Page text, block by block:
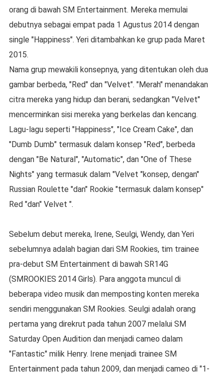
orang di bawah SM Entertainment. Mereka memulai
debutnya sebagai empat pada 1 Agustus 2014 dengan
single "Happiness". Yeri ditambahkan ke grup pada Maret
2015.
Nama grup mewakili konsepnya, yang ditentukan oleh dua
gambar berbeda, "Red" dan "Velvet". "Merah" menandakan
citra mereka yang hidup dan berani, sedangkan "Velvet"
mencerminkan sisi mereka yang berkelas dan kencang.
Lagu-lagu seperti "Happiness", "Ice Cream Cake", dan
"Dumb Dumb" termasuk dalam konsep "Red", berbeda
dengan "Be Natural", "Automatic", dan "One of These
Nights" yang termasuk dalam "Velvet "konsep, dengan"
Russian Roulette "dan" Rookie "termasuk dalam konsep"
Red "dan" Velvet ".
Sebelum debut mereka, Irene, Seulgi, Wendy, dan Yeri
sebelumnya adalah bagian dari SM Rookies, tim trainee
pra-debut SM Entertainment di bawah SR14G
(SMROOKIES 2014 Girls). Para anggota muncul di
beberapa video musik dan memposting konten mereka
sendiri menggunakan SM Rookies. Seulgi adalah orang
pertama yang direkrut pada tahun 2007 melalui SM
Saturday Open Audition dan menjadi cameo dalam
"Fantastic" milik Henry. Irene menjadi trainee SM
Entertainment pada tahun 2009, dan menjadi cameo di "1-